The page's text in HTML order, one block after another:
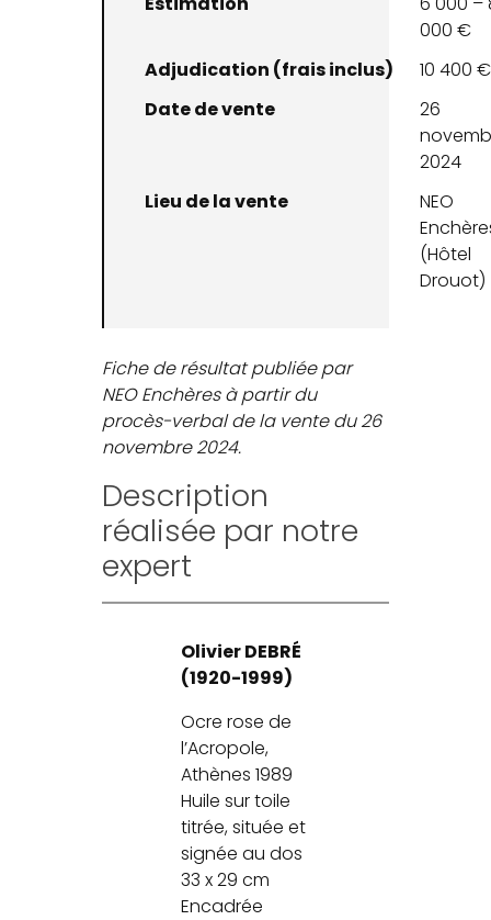
000 €
Adjudication (frais inclus)
10 400 €
Date de vente
26
2024
Lieu de la vente
NEO
(Hôtel
Drouot)
Fiche de résultat publiée par
NEO Enchères à partir du
procès-verbal de la vente du 26
novembre 2024.
Description
réalisée par notre
expert
Olivier DEBRÉ
(1920-1999)
Ocre rose de
l’Acropole,
Athènes 1989
Huile sur toile
titrée, située et
signée au dos
33 x 29 cm
Encadrée